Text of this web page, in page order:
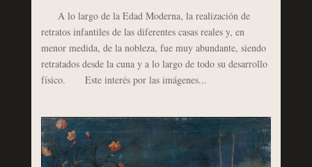
A lo largo de la Edad Moderna, la realización de
retratos infantiles de las diferentes casas reales y, en
menor medida, de la nobleza, fue muy abundante, siendo
retratados desde la cuna y a lo largo de todo su desarrollo
físico. Este interés por las imágenes...